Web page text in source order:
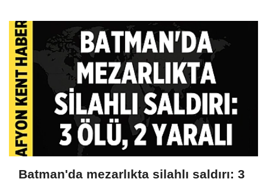
Batman'da mezarlıkta silahlı saldırı: 3